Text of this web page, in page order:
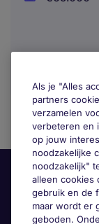
Als je "Alles
partners
verzamelen
verbeteren en
op jouw
noodzakelijke
noodzakelijk"
alleen cookies
gebruik en de
maar wordt er
geboden.